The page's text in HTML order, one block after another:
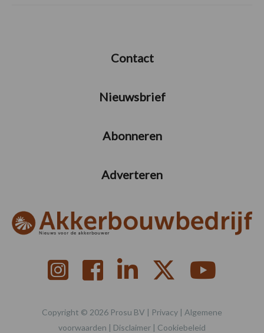
Contact
Nieuwsbrief
Abonneren
Adverteren
Copyright © 2026 Prosu BV | Privacy | Algemene
voorwaarden | Disclaimer | Cookiebeleid